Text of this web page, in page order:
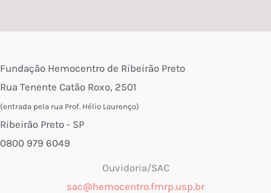
Fundação Hemocentro de Ribeirão Preto
Rua Tenente Catão Roxo, 2501
(entrada pela rua Prof. Hélio Lourenço)
Ribeirão Preto - SP
0800 979 6049
Ouvidoria/SAC
sac@hemocentro.fmrp.usp.br